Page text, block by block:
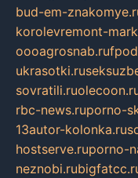
bud-em-
korolevremont-
oooagrosnab.ru
ukrasotki.ru
sovratili.ru
rbc-news.ruporno-
13autor-kolonka.ru
hostserve.ruporno-
neznobi.ru